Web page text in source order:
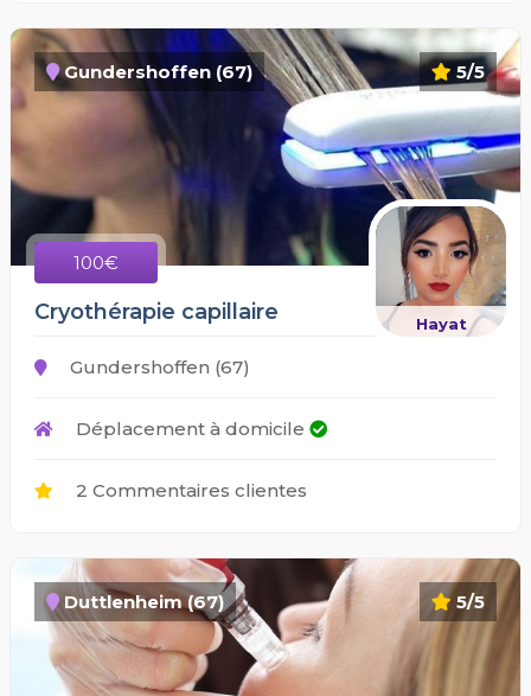
5/5
Gundershoffen (67)
100€
Hayat
Cryothérapie capillaire
Gundershoffen (67)
Déplacement à domicile
2 Commentaires clientes
5/5
Duttlenheim (67)